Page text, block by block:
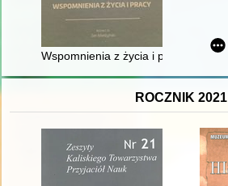
Wspomnienia z życia i pracy
ROCZNIK 2021